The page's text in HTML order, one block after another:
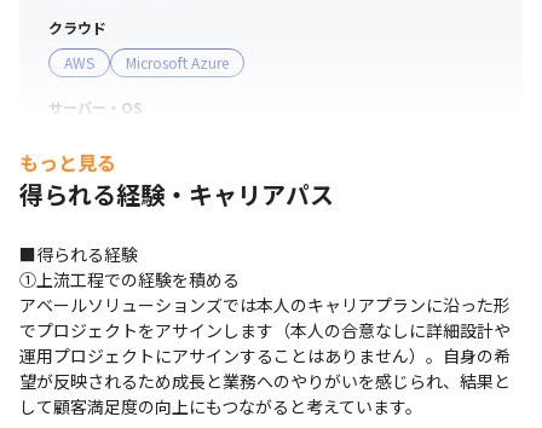
クラウド
AWS
Microsoft Azure
サーバー・OS
開発手法
もっと見る
得られる経験・キャリアパス
■得られる経験
①上流工程での経験を積める
アベールソリューションズでは本人のキャリアプランに沿った形
でプロジェクトをアサインします（本人の合意なしに詳細設計や
運用プロジェクトにアサインすることはありません）。自身の希
望が反映されるため成長と業務へのやりがいを感じられ、結果と
して顧客満足度の向上にもつながると考えています。